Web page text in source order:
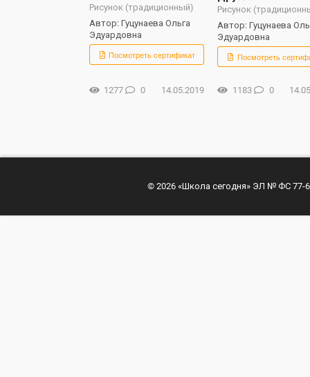
Рисунок (традиционный)
Автор: Гуцунаева Ольга
Эдуардовна
Посмотреть сертификат
14.05.2019
1277 0
Рисунок
Автор: Гуцунаева
Эдуардовна
Посмотреть
1183 0
© 2026 «Школа сегодня» ЭЛ № ФС 77-